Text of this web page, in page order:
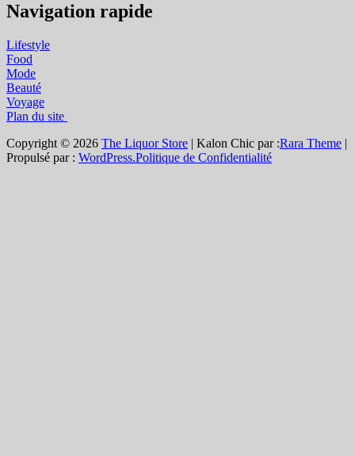
Navigation rapide
Lifestyle
Food
Mode
Beauté
Voyage
Plan du site
Copyright © 2026 The Liquor Store | Kalon Chic par :Rara Theme |
Propulsé par : WordPress.Politique de Confidentialité